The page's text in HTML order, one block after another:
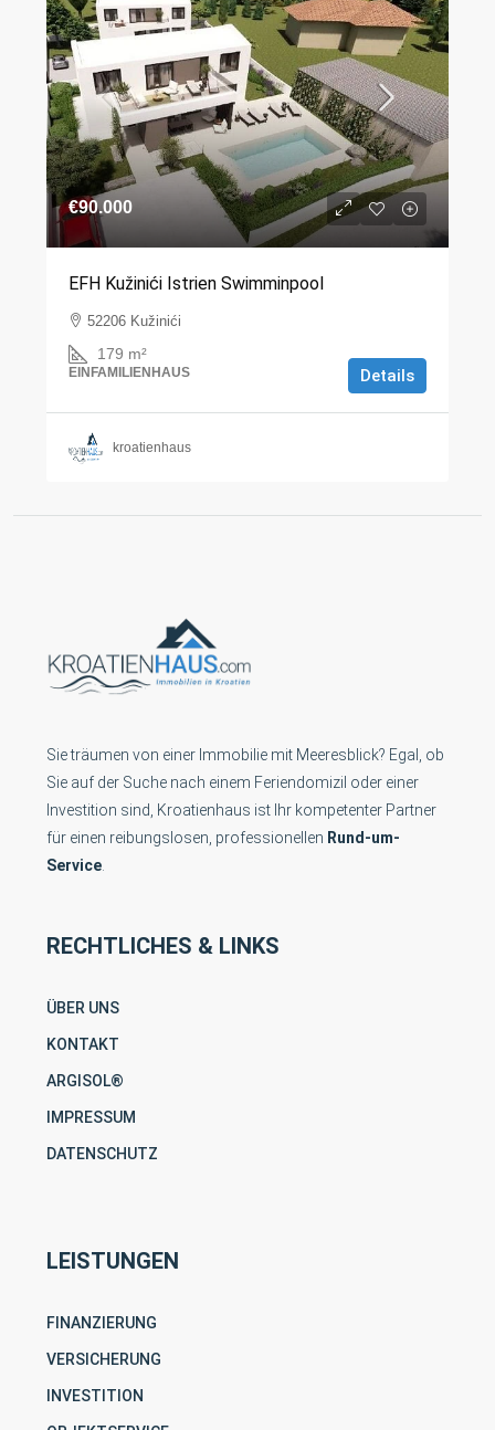
€90.000
EFH Kužinići Istrien Swimminpool
52206 Kužinići
179 m²
EINFAMILIENHAUS Details
kroatienhaus
Sie träumen von einer Immobilie mit Meeresblick? Egal, ob
Sie auf der Suche nach einem Feriendomizil oder einer
Investition sind, Kroatienhaus ist Ihr kompetenter Partner
für einen reibungslosen, professionellen Rund-um-
Service.
RECHTLICHES & LINKS
ÜBER UNS
KONTAKT
ARGISOL®
IMPRESSUM
DATENSCHUTZ
LEISTUNGEN
FINANZIERUNG
VERSICHERUNG
INVESTITION